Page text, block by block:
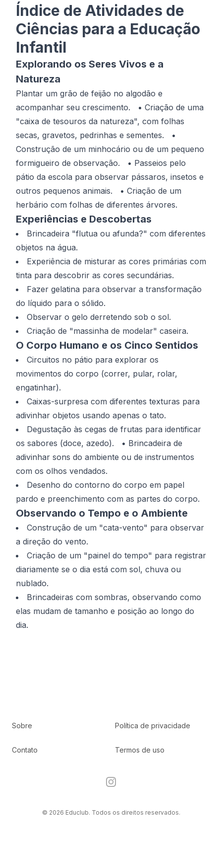
Índice de Atividades de
Ciências para a Educação
Infantil
Explorando os Seres Vivos e a
Natureza
Plantar um grão de feijão no algodão e
acompanhar seu crescimento. • Criação de uma
"caixa de tesouros da natureza", com folhas
secas, gravetos, pedrinhas e sementes. •
Construção de um minhocário ou de um pequeno
formigueiro de observação. • Passeios pelo
pátio da escola para observar pássaros, insetos e
outros pequenos animais. • Criação de um
herbário com folhas de diferentes árvores.
Experiências e Descobertas
Brincadeira "flutua ou afunda?" com diferentes
objetos na água.
Experiência de misturar as cores primárias com
tinta para descobrir as cores secundárias.
Fazer gelatina para observar a transformação
do líquido para o sólido.
Observar o gelo derretendo sob o sol.
Criação de "massinha de modelar" caseira.
O Corpo Humano e os Cinco Sentidos
Circuitos no pátio para explorar os
movimentos do corpo (correr, pular, rolar,
engatinhar).
Caixas-surpresa com diferentes texturas para
adivinhar objetos usando apenas o tato.
Degustação às cegas de frutas para identificar
os sabores (doce, azedo). • Brincadeira de
adivinhar sons do ambiente ou de instrumentos
com os olhos vendados.
Desenho do contorno do corpo em papel
pardo e preenchimento com as partes do corpo.
Observando o Tempo e o Ambiente
Construção de um "cata-vento" para observar
a direção do vento.
Criação de um "painel do tempo" para registrar
diariamente se o dia está com sol, chuva ou
nublado.
Brincadeiras com sombras, observando como
elas mudam de tamanho e posição ao longo do
dia.
Sobre
Contato
Política de privacidade
Termos de uso
Instagram
© 2026 Educlub. Todos os direitos reservados.